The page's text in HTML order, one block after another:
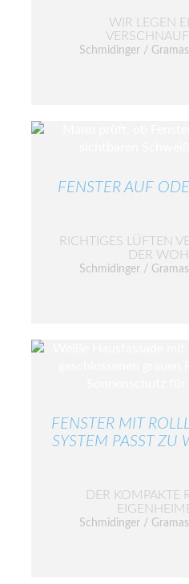
WIR LEGEN
Schmidinger /
FENSTER AUF
RICHTIGES LÜFTEN
DER
Schmidinger /
FENSTER MIT
SYSTEM PASST ZU
DER KOMPAKTE
Schmidinger /